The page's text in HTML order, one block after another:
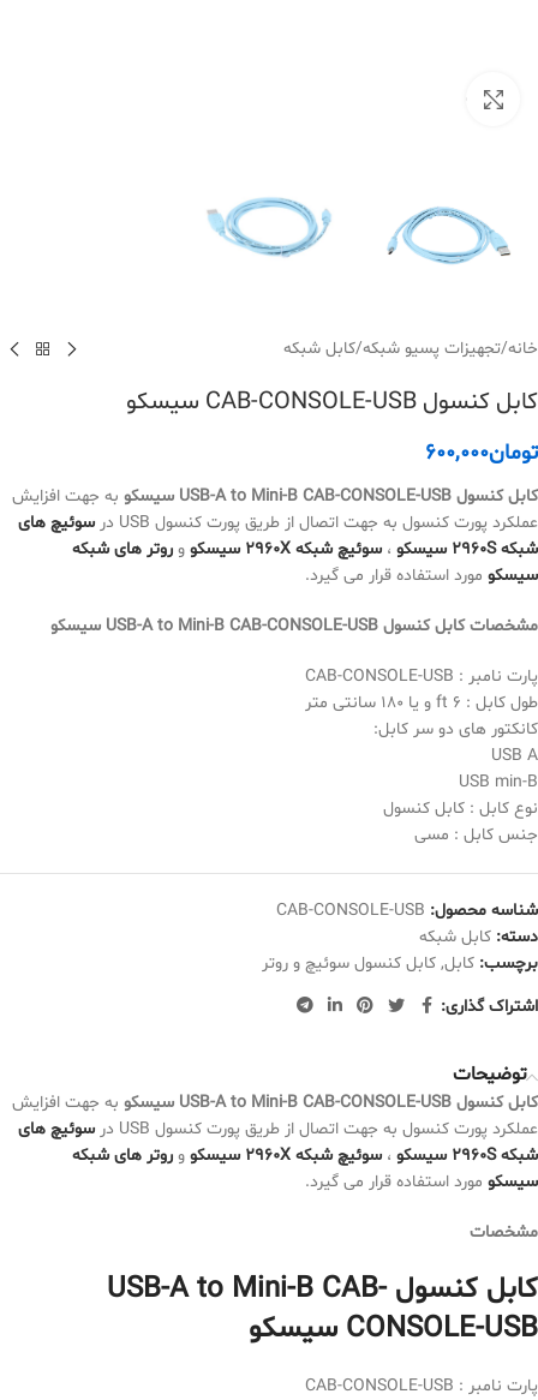
خانه/تجهیزات پسیو شبکه/کابل شبکه
کابل کنسول CAB-CONSOLE-USB سیسکو
تومان600,000
کابل کنسول USB-A to Mini-B CAB-CONSOLE-USB سیسکو
به جهت افزایش
عملکرد پورت کنسول به جهت اتصال از طریق پورت کنسول USB در
سوئیچ های
شبکه 2960S سیسکو
، سوئیچ شبکه 2960X سیسکو و روتر های شبکه
سیسکو مورد استفاده قرار می گیرد.
مشخصات کابل کنسول USB-A to Mini-B CAB-CONSOLE-USB سیسکو
پارت نامبر : CAB-CONSOLE-USB
طول کابل : 6 ft و یا 180 سانتی متر
کانکتور های دو سر کابل:
USB A
USB min-B
نوع کابل : کابل کنسول
جنس کابل : مسی
شناسه محصول: CAB-CONSOLE-USB
دسته: کابل شبکه
برچسب: کابل, کابل کنسول سوئیچ و روتر
اشتراک گذاری:
توضیحات
کابل کنسول USB-A to Mini-B CAB-CONSOLE-USB سیسکو
به جهت افزایش
عملکرد پورت کنسول به جهت اتصال از طریق پورت کنسول USB در
سوئیچ های
شبکه ۲۹۶۰S سیسکو
، سوئیچ شبکه ۲۹۶۰X سیسکو و روتر های شبکه
سیسکو مورد استفاده قرار می گیرد.
مشخصات
کابل کنسول USB-A to Mini-B CAB-
CONSOLE-USB سیسکو
پارت نامبر : CAB-CONSOLE-USB